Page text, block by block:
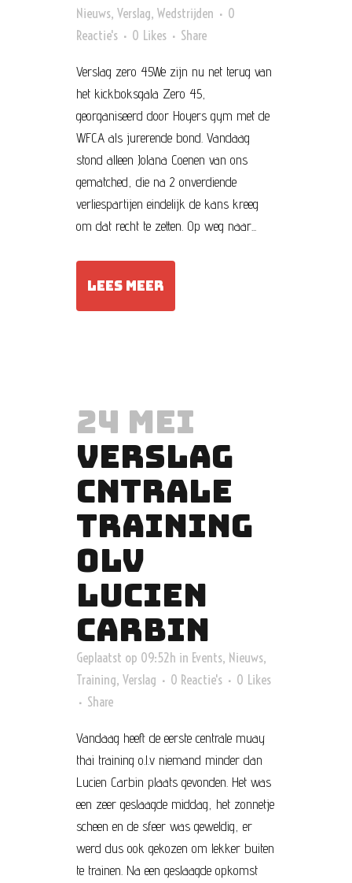
Nieuws, Verslag, Wedstrijden
0
Reactie's
0 Likes Share
Verslag zero 45We zijn nu net terug van
het kickboksgala Zero 45,
georganiseerd door Hoyers gym met de
WFCA als jurerende bond. Vandaag
stond alleen Jolana Coenen van ons
gematched, die na 2 onverdiende
verliespartijen eindelijk de kans kreeg
om dat recht te zetten. Op weg naar...
LEES MEER
24 MEI
VERSLAG
CNTRALE
TRAINING
OLV
LUCIEN
CARBIN
Geplaatst op 09:52h in Events, Nieuws,
Training, Verslag 0 Reactie's 0 Likes
Share
Vandaag heeft de eerste centrale muay
thai training o.l.v niemand minder dan
Lucien Carbin plaats gevonden. Het was
een zeer geslaagde middag, het zonnetje
scheen en de sfeer was geweldig, er
werd dus ook gekozen om lekker buiten
te trainen. Na een geslaagde opkomst